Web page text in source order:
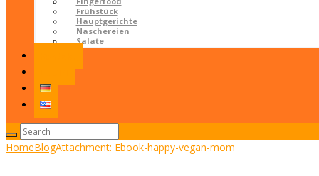
Frühstück
Hauptgerichte
Naschereien
Salate
HomeBlogAttachment: Ebook-happy-vegan-mom